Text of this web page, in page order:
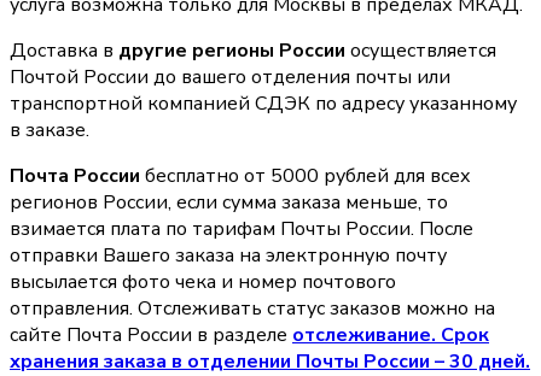
Доставка в другие регионы России осуществляется
Почтой России до вашего отделения почты или
транспортной компанией СДЭК по адресу указанному
в заказе.
Почта России бесплатно от 5000 рублей для всех
регионов России, если сумма заказа меньше, то
взимается плата по тарифам Почты России. После
отправки Вашего заказа на электронную почту
высылается фото чека и номер почтового
отправления. Отслеживать статус заказов можно на
сайте Почта России в разделе oтслеживание. Срок
хранения заказа в отделении Почты России – 30 дней.